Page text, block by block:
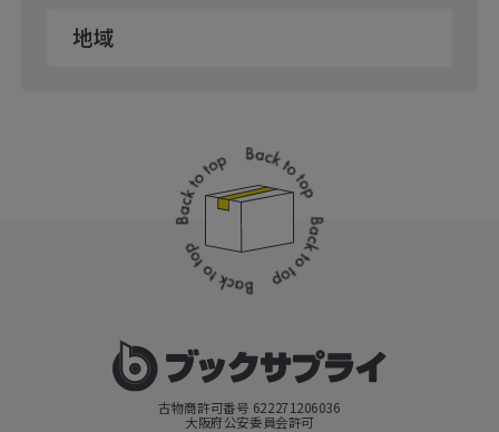
地域
古物商許可番号 622271206036
大阪府公安委員会許可